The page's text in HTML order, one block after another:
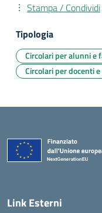
Stampa / Condividi
Tipologia
Circolari per alunni e
Circolari per docenti
Link Esterni